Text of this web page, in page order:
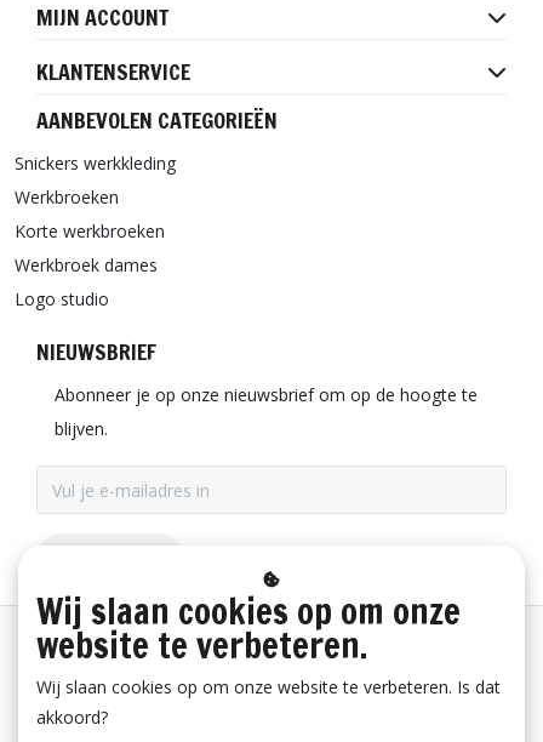
MIJN ACCOUNT
KLANTENSERVICE
AANBEVOLEN CATEGORIEËN
Snickers werkkleding
Werkbroeken
Korte werkbroeken
Werkbroek dames
Logo studio
NIEUWSBRIEF
Abonneer je op onze nieuwsbrief om op de hoogte te
blijven.
Betaalinformatie
Wij slaan cookies op om onze
website te verbeteren.
Wij slaan cookies op om onze website te verbeteren. Is dat
akkoord?